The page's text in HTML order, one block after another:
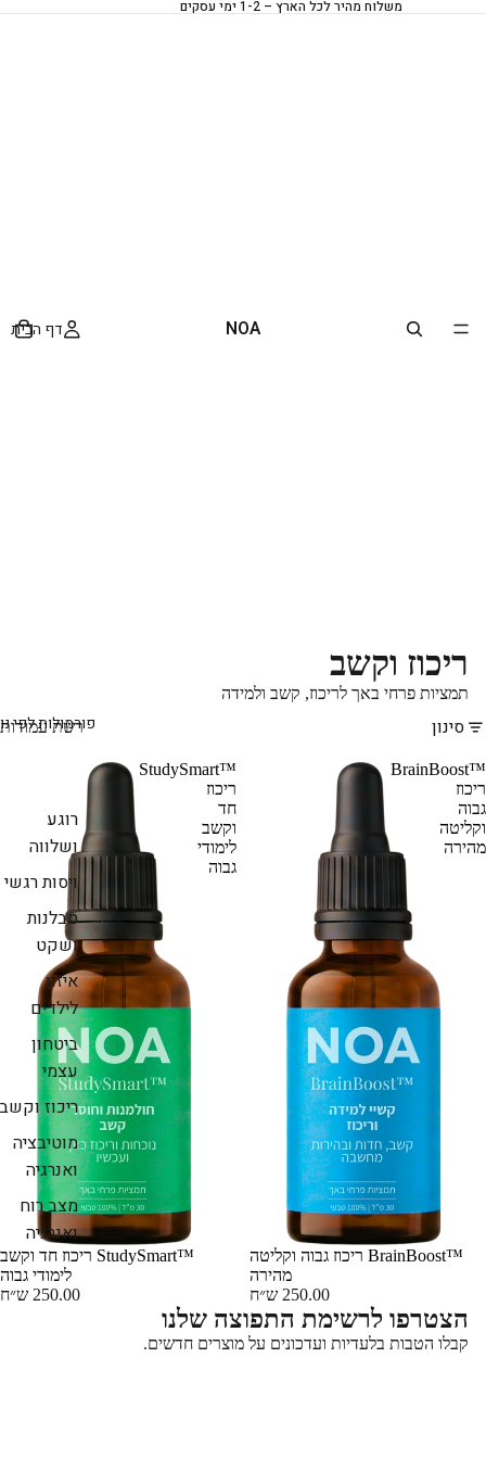
משלוח מהיר לכל הארץ – 1-2 ימי עסקים
NOA דף הבית
פורמולות לפי
רוגע
ושלווה
ויסות רגשי
סבלנות
ושקט
איזון
לילדים
ביטחון
עצמי
ריכוז וקשב
מוטיבציה
ואנרגיה
מצב רוח
ואנרגיה
ריכוז וקשב
תמציות פרחי באך לריכוז, קשב ולמידה
סינון רשת עמודות
BrainBoost™‎
ריכוז
גבוה
וקליטה
מהירה
מבצע
BrainBoost™‎ ריכוז גבוה וקליטה
מהירה
250.00 ש״ח
StudySmart™‎
ריכוז
חד
וקשב
לימודי
גבוה
StudySmart™‎ ריכוז חד וקשב
לימודי גבוה
250.00 ש״ח
הצטרפו לרשימת התפוצה שלנו
קבלו הטבות בלעדיות ועדכונים על מוצרים חדשים.
Privacy policy
Refund policy